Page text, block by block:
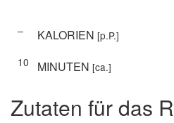
– KALORIEN [p.P.]
10
MINUTEN [ca.]
Zutaten für das